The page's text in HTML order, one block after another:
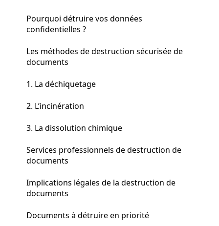
Pourquoi détruire vos données
confidentielles ?
Les méthodes de destruction sécurisée de
documents
1. La déchiquetage
2. L’incinération
3. La dissolution chimique
Services professionnels de destruction de
documents
Implications légales de la destruction de
documents
Documents à détruire en priorité